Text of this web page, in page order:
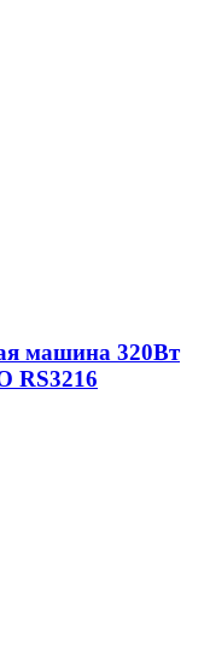
машина 320Вт
RS3216